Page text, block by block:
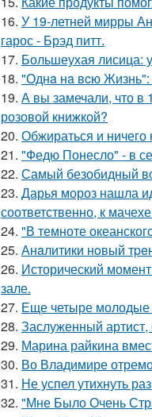
16. У 19-летней мирры
гарос - Брэд питт.
17. Большеухая лисица:
18. "Однa нa вcю
19. А вы замечали, что в
розовой книжкой?
20. Обжираться и ничего
21. "Федю Понесло" - в
22. Самый безобидный
23. Дарья мороз нашла
соответственно, к
24. "В темноте
25. Анaлитики нoвый
26. Исторический
зале.
27. Еще четыре молодые
28. Заслуженный
29. Марина райкина
30. Во Владимире
31. Не успел утихнуть
32. "Мне Было Очень